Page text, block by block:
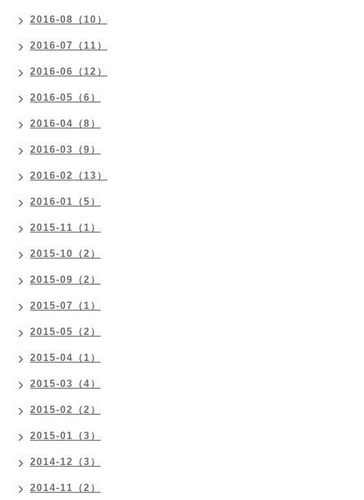
2016-08（10）
2016-07（11）
2016-06（12）
2016-05（6）
2016-04（8）
2016-03（9）
2016-02（13）
2016-01（5）
2015-11（1）
2015-10（2）
2015-09（2）
2015-07（1）
2015-05（2）
2015-04（1）
2015-03（4）
2015-02（2）
2015-01（3）
2014-12（3）
2014-11（2）